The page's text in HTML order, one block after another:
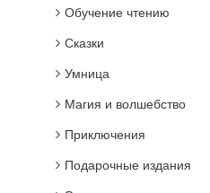
Обучение чтению
Сказки
Умница
Магия и волшебство
Приключения
Подарочные издания